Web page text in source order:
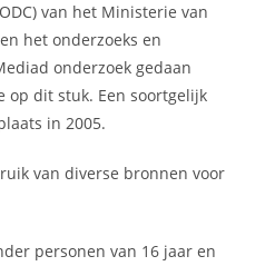
van het Ministerie van
het onderzoeks en
onderzoek gedaan
dit stuk. Een soortgelijk
in 2005.
van diverse bronnen voor
personen van 16 jaar en